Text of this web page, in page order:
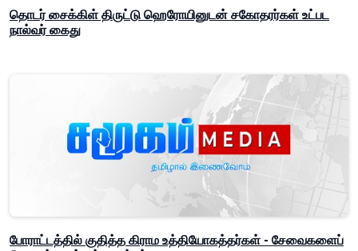
தொடர் சைக்கிள் திருட்டு ஹெரோயினுடன் சகோதரர்கள் உட்பட
நால்வர் கைது
போராட்டத்தில் குதித்த கிராம உத்தியோகத்தர்கள் - சேவைகளைப்